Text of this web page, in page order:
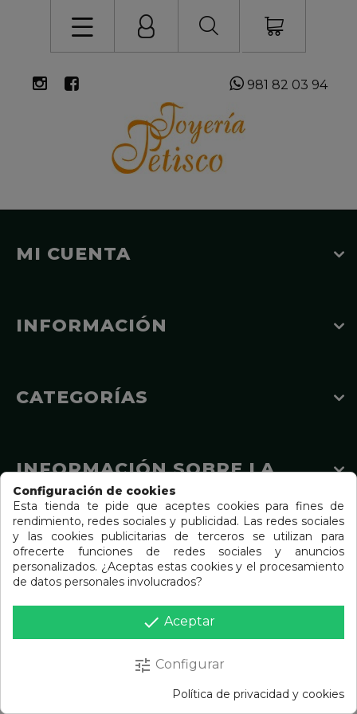
981 82 03 94
MI CUENTA
INFORMACIÓN
CATEGORÍAS
INFORMACIÓN SOBRE LA
TIENDA
Diseño web
Configuración de cookies
Esta tienda te pide que aceptes cookies para fines de
rendimiento, redes sociales y publicidad. Las redes sociales
y las cookies publicitarias de terceros se utilizan para
ofrecerte funciones de redes sociales y anuncios
personalizados. ¿Aceptas estas cookies y el procesamiento
de datos personales involucrados?
done Aceptar
tune Configurar
Política de privacidad y cookies